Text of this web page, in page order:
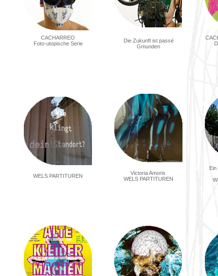
CACHARREO
Foto-utopische Serie
Die Zukunft ist passé
Gmunden
WELS PARTITUREN
Victoria Amoris
WELS PARTITUREN